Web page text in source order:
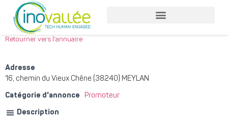
Retourner vers l'annuaire
Adresse
16, chemin du Vieux Chêne (38240) MEYLAN
Catégorie d'annonce Promoteur
Description